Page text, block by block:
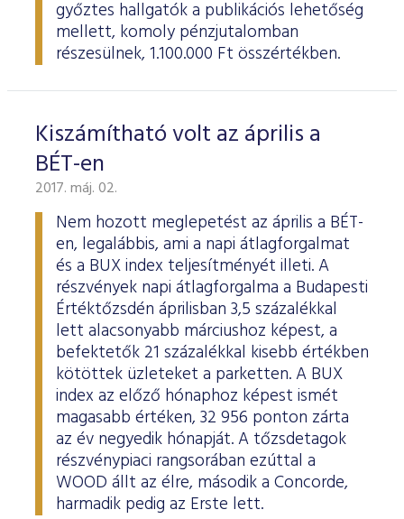
győztes hallgatók a publikációs lehetőség
mellett, komoly pénzjutalomban
részesülnek, 1.100.000 Ft összértékben.
Kiszámítható volt az április a
BÉT-en
2017. máj. 02.
Nem hozott meglepetést az április a BÉT-
en, legalábbis, ami a napi átlagforgalmat
és a BUX index teljesítményét illeti. A
részvények napi átlagforgalma a Budapesti
Értéktőzsdén áprilisban 3,5 százalékkal
lett alacsonyabb márciushoz képest, a
befektetők 21 százalékkal kisebb értékben
kötöttek üzleteket a parketten. A BUX
index az előző hónaphoz képest ismét
magasabb értéken, 32 956 ponton zárta
az év negyedik hónapját. A tőzsdetagok
részvénypiaci rangsorában ezúttal a
WOOD állt az élre, második a Concorde,
harmadik pedig az Erste lett.